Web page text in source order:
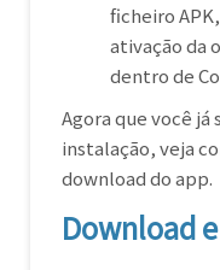
ficheiro
ativação da
dentro de
Agora que você já
instalação, veja
download do app.
Download